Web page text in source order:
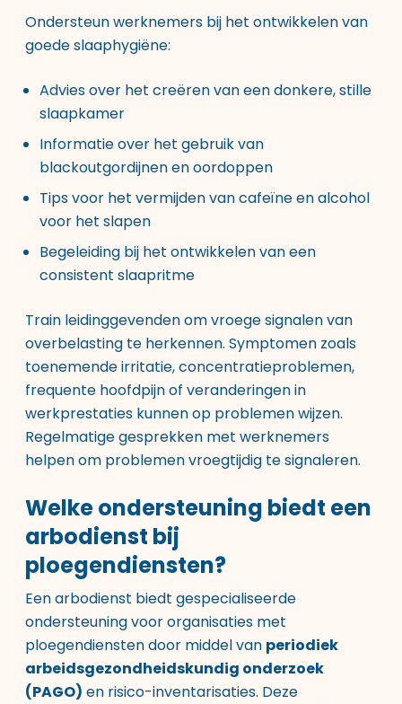
Ondersteun werknemers bij het ontwikkelen van
goede slaaphygiëne:
Advies over het creëren van een donkere, stille
slaapkamer
Informatie over het gebruik van
blackoutgordijnen en oordoppen
Tips voor het vermijden van cafeïne en alcohol
voor het slapen
Begeleiding bij het ontwikkelen van een
consistent slaapritme
Train leidinggevenden om vroege signalen van
overbelasting te herkennen. Symptomen zoals
toenemende irritatie, concentratieproblemen,
frequente hoofdpijn of veranderingen in
werkprestaties kunnen op problemen wijzen.
Regelmatige gesprekken met werknemers
helpen om problemen vroegtijdig te signaleren.
Welke ondersteuning biedt een
arbodienst bij
ploegendiensten?
Een arbodienst biedt gespecialiseerde
ondersteuning voor organisaties met
ploegendiensten door middel van periodiek
arbeidsgezondheidskundig onderzoek
(PAGO) en risico-inventarisaties. Deze